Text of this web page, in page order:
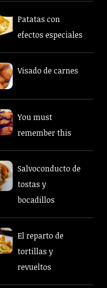
Patatas con
efectos especiales
Visado de carnes
You must
remember this
Salvoconducto de
tostas y
bocadillos
El reparto de
tortillas y
revueltos